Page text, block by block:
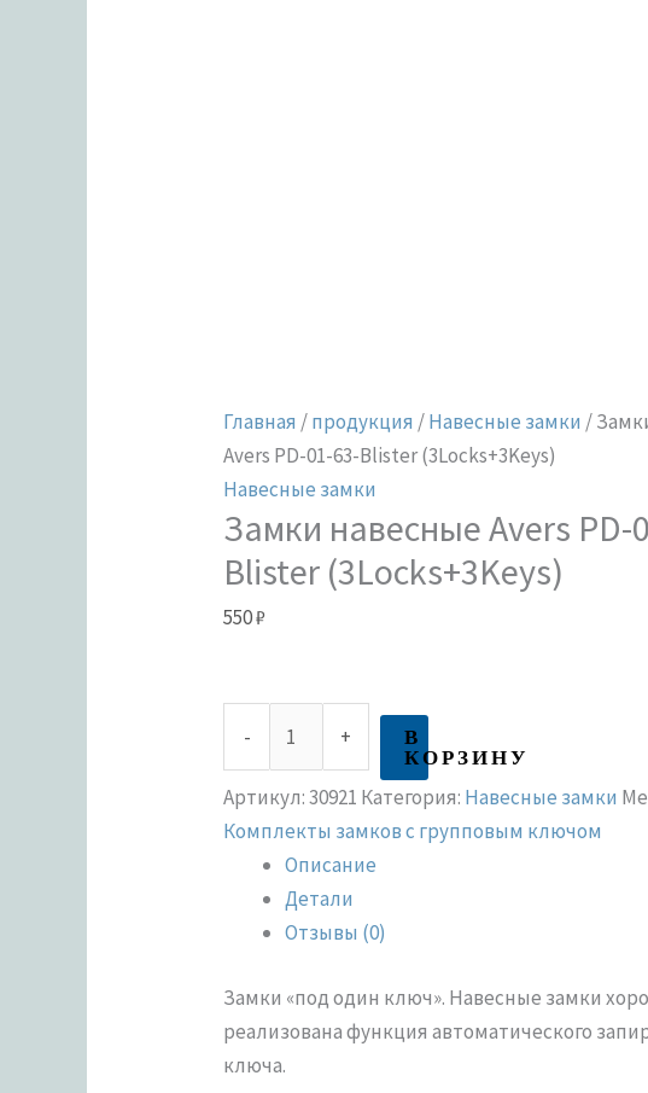
Главная /продукция /Навесные замки /
Avers PD-01-63-Blister (3Locks+3Keys)
Навесные замки
Замки навесные Avers PD-
Blister (3Locks+3Keys)
550₽
- + В
КОРЗИНУ
Артикул:30921 Категория: Навесные замки
Комплекты замков с групповым ключом
Описание
Детали
Отзывы (0)
Замки «под один ключ». Навесные замки
реализована функция автоматического
ключа.